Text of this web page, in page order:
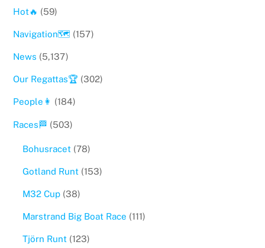
Hot🔥 (59)
Navigation🗺 (157)
News (5,137)
Our Regattas🏆 (302)
People👩 (184)
Races🏁 (503)
Bohusracet(78)
Gotland Runt(153)
M32 Cup(38)
Marstrand Big Boat Race (111)
Tjörn Runt(123)